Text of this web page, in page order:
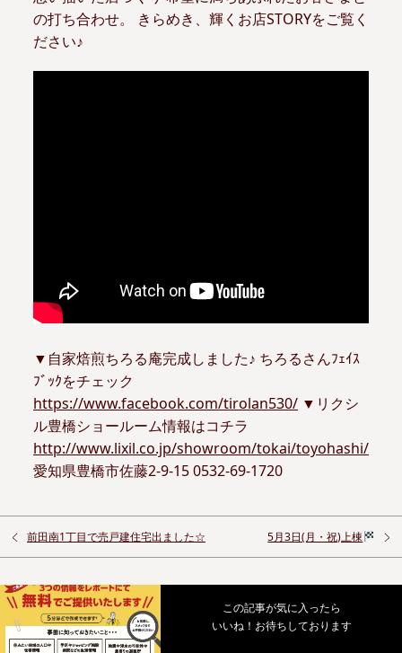
の打ち合わせ。 きらめき、輝くお店STORYをご覧く
ださい♪
▼自家焙煎ちろる庵完成しました♪ ちろるさんﾌｪｲｽ
ﾌﾞｯｸをチェック
https://www.facebook.com/tirolan530/ ▼リクシ
ル豊橋ショールーム情報はコチラ
http://www.lixil.co.jp/showroom/tokai/toyohashi/
愛知県豊橋市佐藤2-9-15 0532-69-1720
前田南1丁目で売戸建住宅出ました☆ 5月3日(月・祝)上棟
この記事が気に入ったら
いいね！お待ちしております